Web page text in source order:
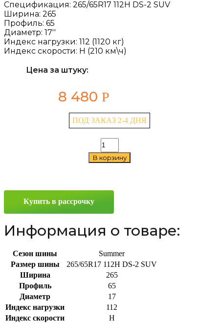
Спецификация: 265/65R17 112H DS-2 SUV
Ширина: 265
Профиль: 65
Диаметр: 17''
Индекс нагрузки: 112 (1120 кг)
Индекс скорости: H (210 км\ч)
Цена за штуку:
8 480 Р
ПОД ЗАКАЗ 2-4 ДНЯ
Количество
товара
Delinte
265/65
112H
В корзину
Купить в рассрочку
Информация о товаре:
Сезон шины
Summer
Размер шины
265/65R17 112H DS-2 SUV
Ширина
265
Профиль
65
Диаметр
17
Индекс нагрузки
112
Индекс скорости
H